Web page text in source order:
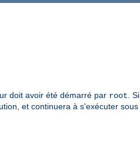
doit avoir été démarré par root . Si
et continuera à s'exécuter sous